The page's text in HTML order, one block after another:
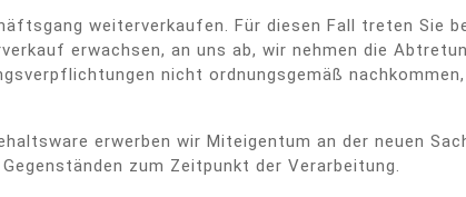
weiterverkaufen. Für diesen Fall treten Sie
erwachsen, an uns ab, wir nehmen die
nicht ordnungsgemäß
erwerben wir Miteigentum an der neuen
zum Zeitpunkt der Verarbeitung.